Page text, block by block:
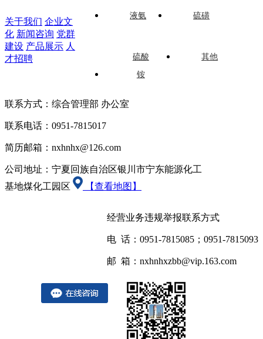
液氨 硫磺
硫酸
铵
其他
关于我们 企业文
化 新闻咨询 党群
建设 产品展示 人
才招聘
联系方式：综合管理部 办公室
联系电话：0951-7815017
简历邮箱：nxhnhx@126.com
公司地址：宁夏回族自治区银川市宁东能源化工
基地煤化工园区
【查看地图】
经营业务违规举报联系方式
电 话：0951-7815085；0951-7815093
邮 箱：nxhnhxzbb@vip.163.com